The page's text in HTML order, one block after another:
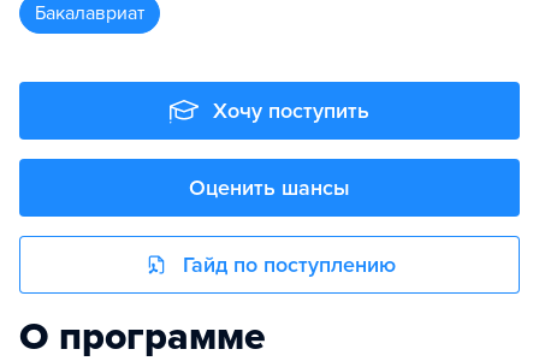
бакалавриат
Хочу поступить
Оценить шансы
Гайд по поступлению
О программе